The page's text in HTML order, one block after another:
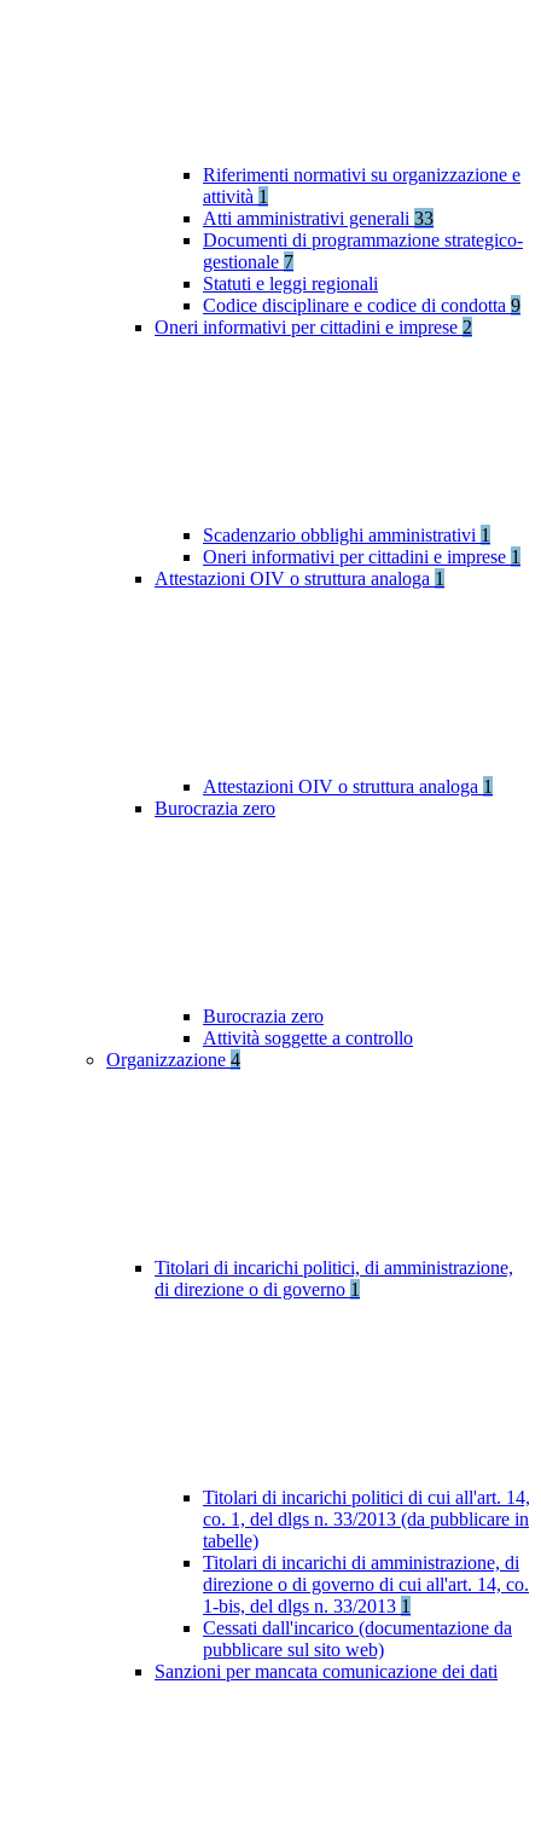
Riferimenti normativi su organizzazione e
attività 1
Atti amministrativi generali 33
Documenti di programmazione strategico-
gestionale 7
Statuti e leggi regionali
Codice disciplinare e codice di condotta 9
Oneri informativi per cittadini e imprese 2
Scadenzario obblighi amministrativi 1
Oneri informativi per cittadini e imprese 1
Attestazioni OIV o struttura analoga 1
Attestazioni OIV o struttura analoga 1
Burocrazia zero
Burocrazia zero
Attività soggette a controllo
Organizzazione 4
Titolari di incarichi politici, di amministrazione,
di direzione o di governo 1
Titolari di incarichi politici di cui all'art. 14,
co. 1, del dlgs n. 33/2013 (da pubblicare in
tabelle)
Titolari di incarichi di amministrazione, di
direzione o di governo di cui all'art. 14, co.
1-bis, del dlgs n. 33/2013 1
Cessati dall'incarico (documentazione da
pubblicare sul sito web)
Sanzioni per mancata comunicazione dei dati